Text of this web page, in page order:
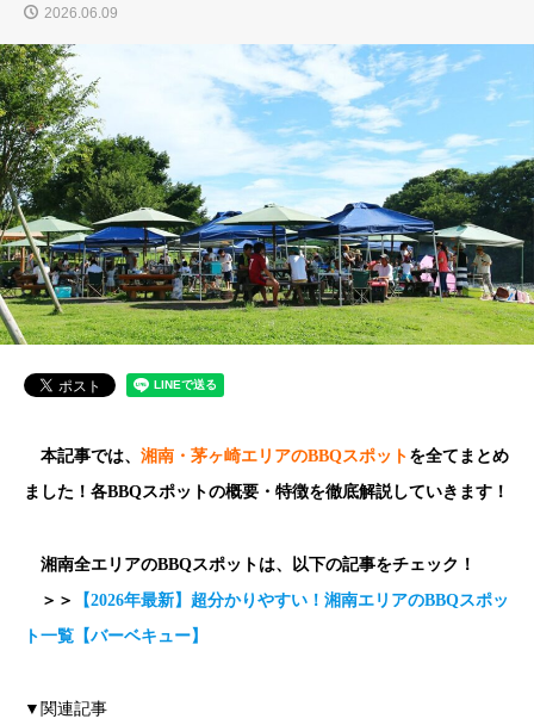
2026.06.09
本記事では、 湘南・茅ヶ崎エリアのBBQスポット を全てまとめ
ました！各BBQスポットの概要・特徴を徹底解説していきます！
湘南全エリアのBBQスポットは、以下の記事をチェック！
＞＞
【2026年最新】超分かりやすい！湘南エリアのBBQスポッ
ト一覧【バーベキュー】
▼関連記事